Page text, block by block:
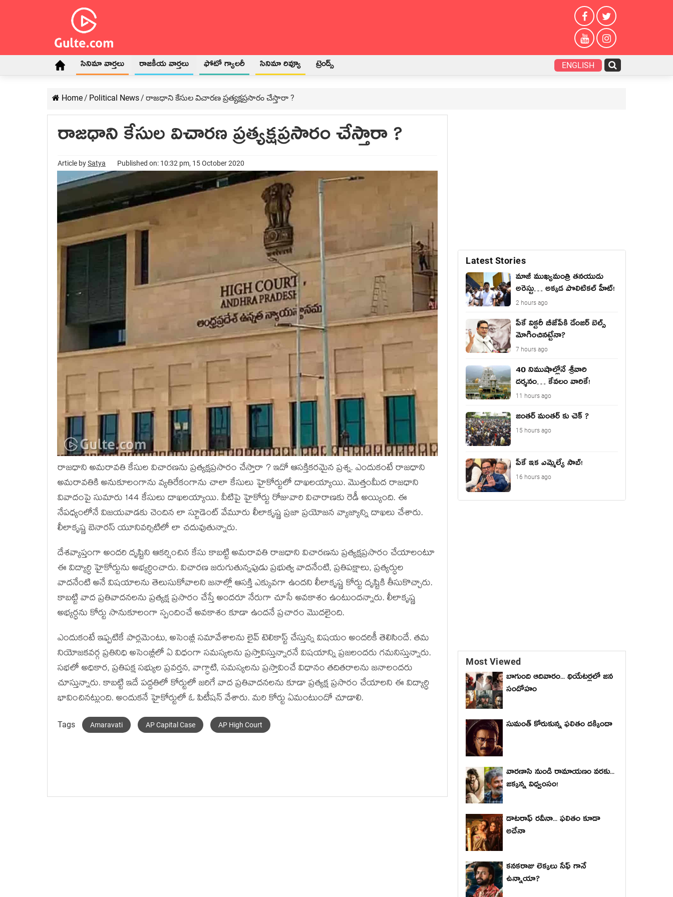
సినిమా వార్తలు రాజకీయ వార్తలు ఫోటో గ్యాలరీ సినిమా రివ్యూ ట్రెండ్స్ ENGLISH
Home/ Political News/ రాజధాని కేసుల విచారణ ప్రత్యక్షప్రసారం చేస్తారా ?
రాజధాని కేసుల విచారణ ప్రత్యక్షప్రసారం చేస్తారా ?
Article bySatya Published on: 10:32 pm, 15 October 2020
రాజధాని అమరావతి కేసుల విచారణను ప్రత్యక్షప్రసారం చేస్తారా ? ఇదో ఆసక్తికరమైన ప్రశ్న. ఎందుకంటే రాజధాని
అమరావతికి అనుకూలంగాను వ్యతిరేకంగాను చాలా కేసులు హైకోర్టులో దాఖలయ్యాయి. మొత్తంమీద రాజధాని
వివాదంపై సుమారు 144 కేసులు దాఖలయ్యాయి. వీటిపై హైకోర్టు రోజువారి విచారాణకు రెడీ అయ్యింది. ఈ
నేపధ్యంలోనే విజయవాడకు చెందిన లా స్టూడెంట్ వేమూరు లీలాకృష్ణ ప్రజా ప్రయోజన వ్యాజ్యాన్ని దాఖలు చేశారు.
లీలాకృష్ణ బెనారస్ యూనివర్సిటిలో లా చదువుతున్నారు.
దేశవ్యాప్తంగా అందరి దృష్టిని ఆకర్షించిన కేసు కాబట్టి అమరావతి రాజధాని విచారణను ప్రత్యక్షప్రసారం చేయాలంటూ
ఈ విద్యార్ధి హైకోర్టును అభ్యర్ధించారు. విచారణ జరుగుతున్నపుడు ప్రభుత్వ వాదనేంటి, ప్రతిపక్షాలు, ప్రత్యర్ధుల
వాదనేంటి అనే విషయాలను తెలుసుకోవాలని జనాల్లో ఆసక్తి ఎక్కువగా ఉందని లీలాకృష్ణ కోర్టు దృష్టికి తీసుకొచ్చారు.
కాబట్టి వాద ప్రతివాదనలను ప్రత్యక్ష ప్రసారం చేస్తే అందరూ నేరుగా చూసే అవకాశం ఉంటుందన్నారు. లీలాకృష్ణ
అభ్యర్ధను కోర్టు సానుకూలంగా స్పందించే అవకాశం కూడా ఉందనే ప్రచారం మొదలైంది.
ఎందుకంటే ఇఫ్పటికే పార్లమెంటు, అసెంబ్లీ సమావేశాలను లైవ్ టెలికాస్ట్ చేస్తున్న విషయం అందరికీ తెలిసిందే. తమ
నియోజకవర్గ ప్రతినిధి అసెంబ్లీలో ఏ విధంగా సమస్యలను ప్రస్తావిస్తున్నారనే విషయాన్ని ప్రజలందరు గమనిస్తున్నారు.
సభలో అధికార, ప్రతిపక్ష సభ్యుల ప్రవర్తన, వాగ్ధాటి, సమస్యలను ప్రస్తావించే విధానం తదితరాలను జనాలందరు
చూస్తున్నారు. కాబట్టి ఇదే పద్దతిలో కోర్టులో జరిగే వాద ప్రతివాదనలను కూడా ప్రత్యక్ష ప్రసారం చేయాలని ఈ విద్యార్ధి
భావించినట్లుంది. అందుకనే హైకోర్టులో ఓ పిటీషన్ వేశారు. మరి కోర్టు ఏమంటుందో చూడాలి.
Tags Amaravati AP Capital Case AP High Court
Latest Stories
మాజీ ముఖ్యమంత్రి తనయుడు
అరెస్టు… అక్కడ పొలిటికల్ హీట్!
2 hours ago
పీకే విక్టరీ బీజేపీకి డేంజర్ బెల్స్
మోగించినట్టేనా?
7 hours ago
40 నిముషాల్లోనే శ్రీవారి
దర్శనం… కేవలం వారికే!
11 hours ago
జంతర్ మంతర్ కు చెక్ ?
15 hours ago
పీకే ఇక ఎమ్మెల్యే సాబ్!
16 hours ago
Most Viewed
బాగుంది ఆదివారం... థియేటర్లలో జన
సందోహం
సుమంత్ కోరుకున్న ఫలితం దక్కిందా
వారణాసి నుండి రామాయణం వరకు...
జక్కన్న విధ్వంసం!
డాటరాఫ్ రవీనా... ఫలితం కూడా
అదేనా
కనకరాజు లెక్కలు సేఫ్ గానే
ఉన్నాయా?